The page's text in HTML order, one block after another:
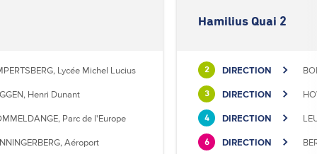
Lycée Michel Lucius
Henri Dunant
Parc de l'Europe
Aéroport
Hamilius Quai 2
2 DIRECTION
3 DIRECTION
4 DIRECTION
6 DIRECTION